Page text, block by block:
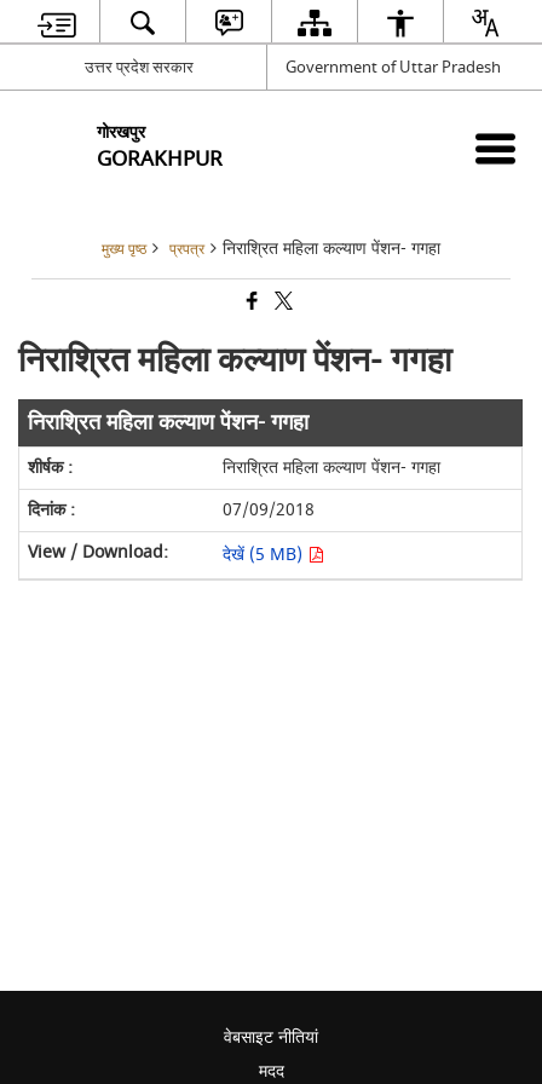
उत्तर प्रदेश सरकार Government of Uttar Pradesh
गोरखपुर
GORAKHPUR
मुख्य पृष्ठ प्रपत्र निराश्रित महिला कल्याण पेंशन- गगहा
निराश्रित महिला कल्याण पेंशन- गगहा
निराश्रित महिला कल्याण पेंशन- गगहा
निराश्रित महिला कल्याण पेंशन- गगहा
07/09/2018
देखें (5 MB)
वेबसाइट नीतियां
मदद